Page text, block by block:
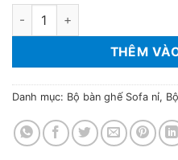
Thanh lý bộ sofa góc nỉ ghi
THÊM
Danh mục: Bộ bàn ghế Sofa nỉ,